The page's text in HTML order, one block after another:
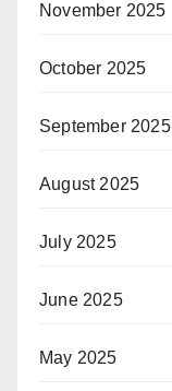
November 2025
October 2025
September 2025
August 2025
July 2025
June 2025
May 2025